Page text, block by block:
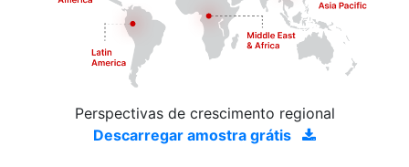
Perspectivas de crescimento regional
Descarregar amostra grátis